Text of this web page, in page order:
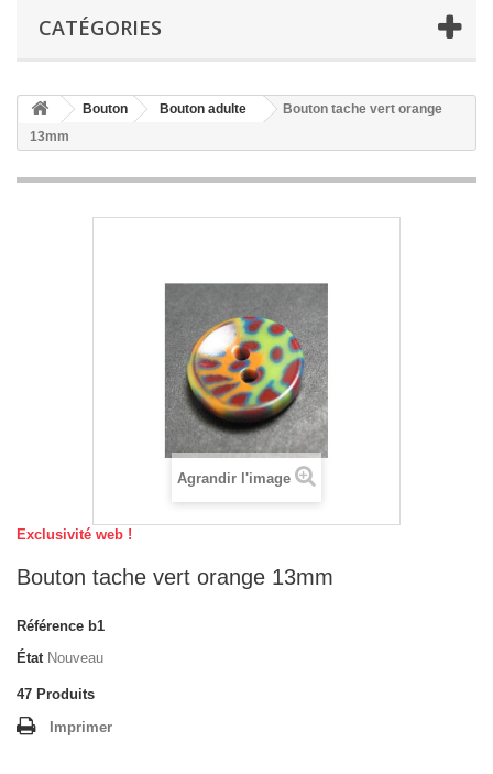
CATÉGORIES
Bouton Bouton adulte
Bouton tache vert orange
13mm
Agrandir l'image
Exclusivité web !
Bouton tache vert orange 13mm
Référence b1
État Nouveau
47 Produits
Imprimer